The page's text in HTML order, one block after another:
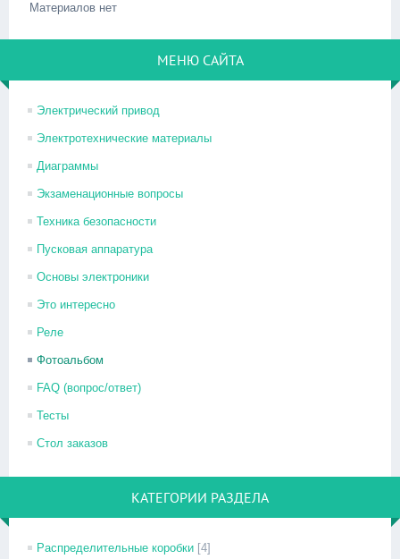
Материалов нет
МЕНЮ САЙТА
Электрический привод
Электротехнические материалы
Диаграммы
Экзаменационные вопросы
Техника безопасности
Пусковая аппаратура
Основы электроники
Это интересно
Реле
Фотоальбом
FAQ (вопрос/ответ)
Тесты
Стол заказов
КАТЕГОРИИ РАЗДЕЛА
Распределительные коробки [4]